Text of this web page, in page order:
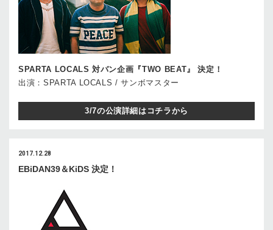
SPARTA LOCALS 対バン企画『TWO BEAT』 決定！
出演：SPARTA LOCALS / サンボマスター
3/7の公演詳細はコチラから
2017.12.28
EBiDAN39＆KiDS 決定！